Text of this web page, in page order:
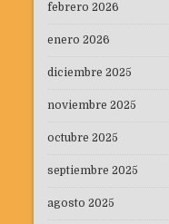
febrero 2026
enero 2026
diciembre 2025
noviembre 2025
octubre 2025
septiembre 2025
agosto 2025